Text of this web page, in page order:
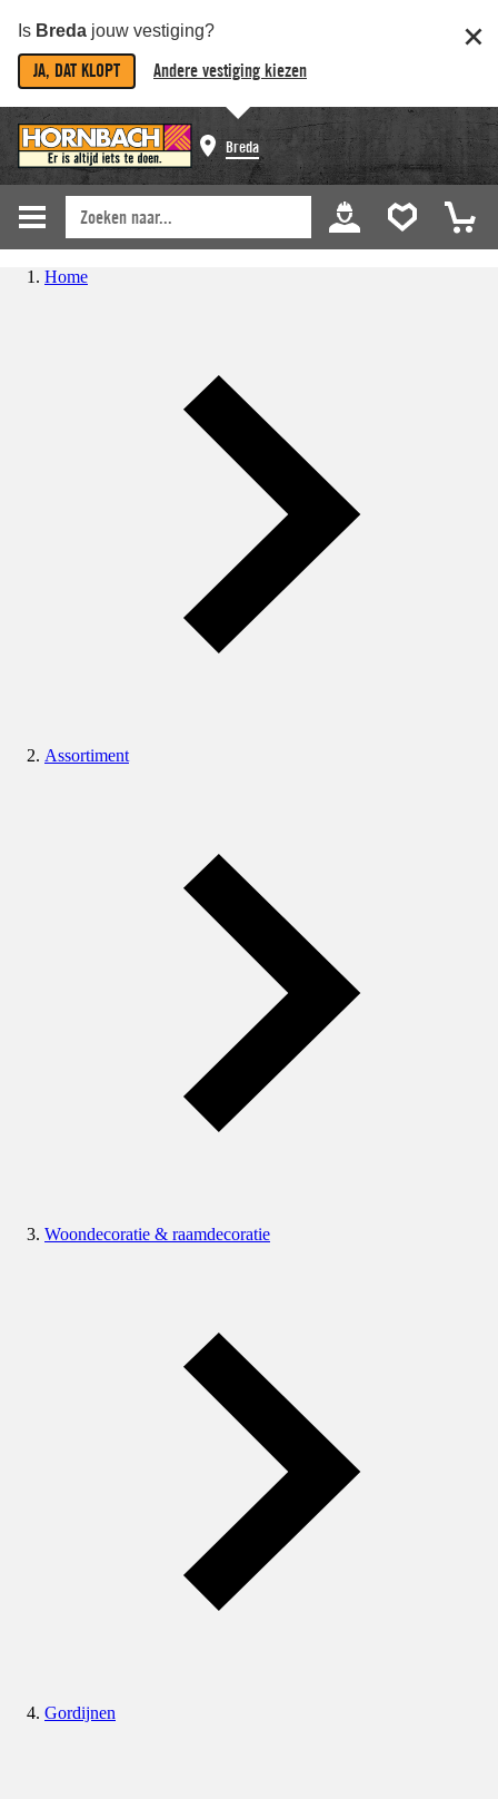
Is Breda jouw vestiging?
JA, DAT KLOPT Andere vestiging kiezen
Breda
Home
Assortiment
Woondecoratie & raamdecoratie
Gordijnen